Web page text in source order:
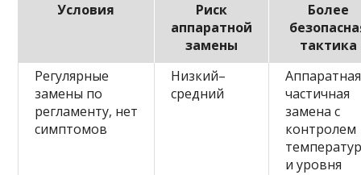
Условия
Риск
аппаратной
замены
Более
тактика
Регулярные
замены по
регламенту, нет
симптомов
Низкий–
средний
Аппаратная
частичная
замена с
контролем
и уровня